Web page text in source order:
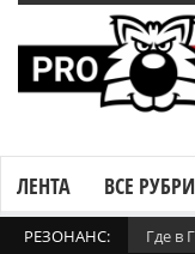
ЛЕНТА ВСЕ
РЕЗОНАНС: Где в